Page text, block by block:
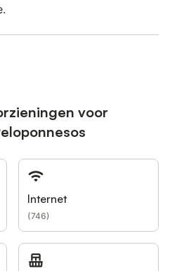
voor
Internet
(746)